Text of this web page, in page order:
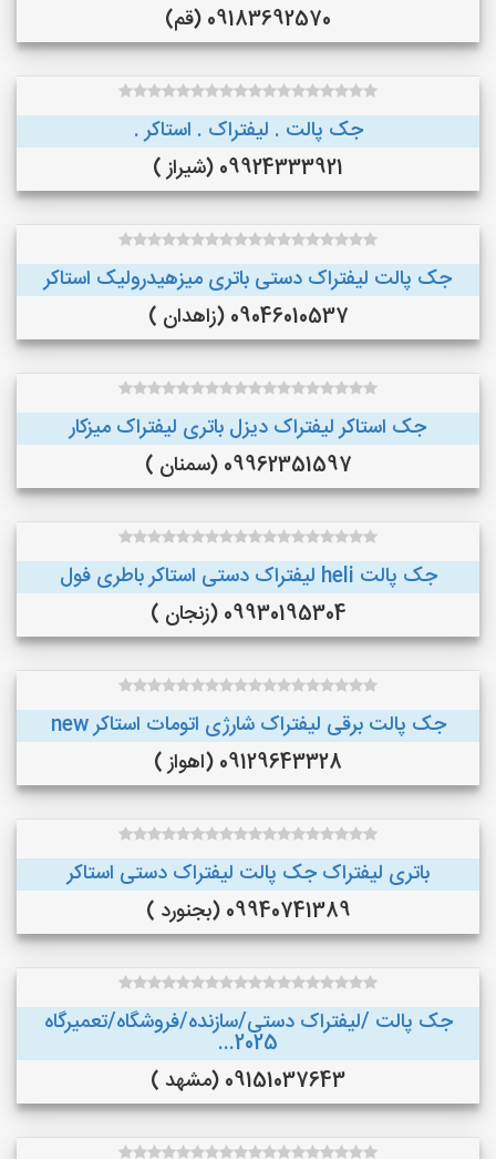
09183692570 (قم)
جک پالت . لیفتراک . استاکر .
09924333921 (شیراز )
جک پالت لیفتراک دستی باتری میزهیدرولیک استاکر
09046010537 (زاهدان )
جک استاکر لیفتراک دیزل باتری لیفتراک میزکار
09962351597 (سمنان )
جک پالت heli لیفتراک دستی استاکر باطری فول
09930195304 (زنجان )
جک پالت برقی لیفتراک شارژی اتومات استاکر new
09129643328 (اهواز )
باتری لیفتراک جک پالت لیفتراک دستی استاکر
09940741389 (بجنورد )
جک پالت /لیفتراک دستی/سازنده/فروشگاه/تعمیرگاه
2025...
09151037643 (مشهد )